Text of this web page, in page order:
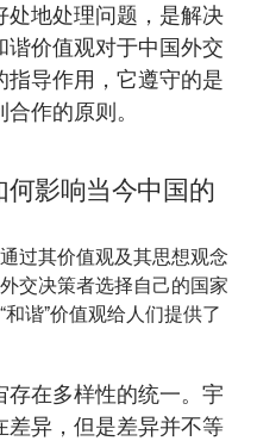
地处理问题，是解决
价值观对于中国外交
导作用，它遵守的是
作的原则。
影响当今中国的
过其价值观及其思想观念
交决策者选择自己的国家
谐”价值观给人们提供了
在多样性的统一。宇
异，但是差异并不等